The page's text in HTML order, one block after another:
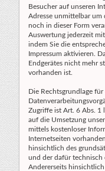
Besucher auf unseren
Adresse unmittelbar um
noch in dieser Form
Auswertung jederzeit
indem Sie die
Impressum aktivieren.
Endgerätes nicht mehr
vorhanden ist.
Die Rechtsgrundlage
Zugriffe ist Art. 6 Abs. 1
auf die Umsetzung
mittels kostenloser
Internetseiten
hinsichtlich des
und der dafür technisch
Andererseits